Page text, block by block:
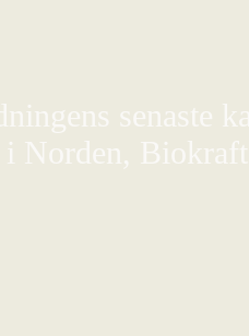
senaste
Norden,